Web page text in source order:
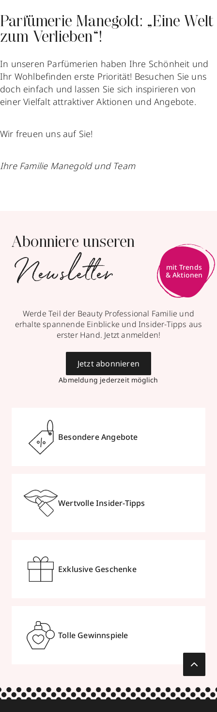
Parfümerie Manegold: „Eine Welt
zum Verlieben“!
In unseren Parfümerien haben Ihre Schönheit und
Ihr Wohlbefinden erste Priorität! Besuchen Sie uns
doch einfach und lassen Sie sich inspirieren von
einer Vielfalt attraktiver Aktionen und Angebote.
Wir freuen uns auf Sie!
Ihre Familie Manegold und Team
Abonniere unseren
Newsletter
mit Trends
& Aktionen
Werde Teil der Beauty Professional Familie und
erhalte spannende Einblicke und Insider-Tipps aus
erster Hand. Jetzt anmelden!
Abmeldung jederzeit möglich
Jetzt abonnieren
Besondere Angebote
Wertvolle Insider-Tipps
Exklusive Geschenke
Tolle Gewinnspiele